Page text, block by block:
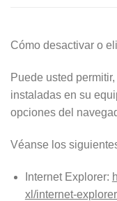
Cómo desactivar o
Puede usted
instaladas en su
opciones del
Véanse los
Internet Explorer:
xl/internet-